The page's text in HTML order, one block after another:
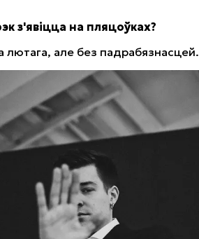
з'явіцца на пляцоўках?
лютага, але без падрабязнасцей.